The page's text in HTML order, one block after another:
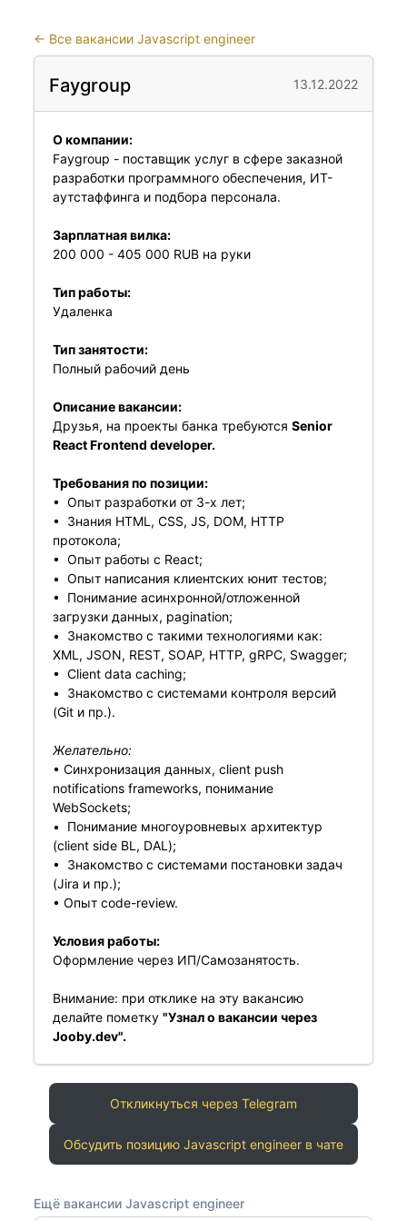
← Все вакансии Javascript engineer
Faygroup 13.12.2022
О компании:
Faygroup - поставщик услуг в сфере заказной
разработки программного обеспечения, ИТ-
аутстаффинга и подбора персонала.
Зарплатная вилка:
200 000 - 405 000 RUB на руки
Тип работы:
Удаленка
Тип занятости:
Полный рабочий день
Описание вакансии:
Друзья, на проекты банка требуются Senior
React Frontend developer.
Требования по позиции:
• Опыт разработки от 3-х лет;
• Знания HTML, CSS, JS, DOM, HTTP
протокола;
• Опыт работы с React;
• Опыт написания клиентских юнит тестов;
• Понимание асинхронной/отложенной
загрузки данных, pagination;
• Знакомство с такими технологиями как:
XML, JSON, REST, SOAP, HTTP, gRPC, Swagger;
• Client data caching;
• Знакомство с системами контроля версий
(Git и пр.).
Желательно:
• Синхронизация данных, client push
notifications frameworks, понимание
WebSockets;
• Понимание многоуровневых архитектур
(client side BL, DAL);
• Знакомство с системами постановки задач
(Jira и пр.);
• Опыт code-review.
Условия работы:
Оформление через ИП/Самозанятость.
Внимание: при отклике на эту вакансию
делайте пометку "Узнал о вакансии через
Jooby.dev".
Откликнуться через Telegram
Обсудить позицию Javascript engineer в чате
Ещё вакансии Javascript engineer